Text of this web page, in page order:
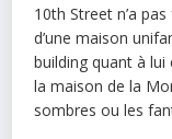
10th Street n’a
d’unemaison
building quant à lui
lamaison de la
sombres ou les